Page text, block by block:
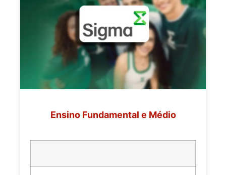
Ensino Fundamental e Médio